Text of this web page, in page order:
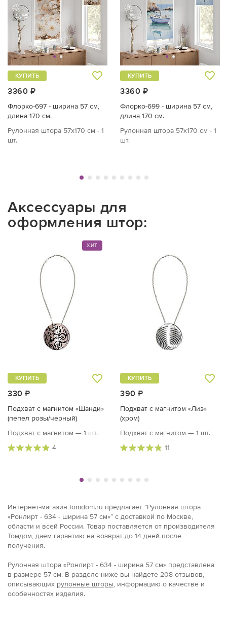
3360 ₽
КУПИТЬ
Флорко-697 - ширина 57 см,
длина 170 см.
Рулонная штора 57х170 см - 1
шт.
3360 ₽
КУПИТЬ
Флорко-699 - ширина 57 см,
длина 170 см.
Рулонная штора 57х170 см - 1
шт.
Аксессуары для
оформления штор:
ХИТ
330 ₽
КУПИТЬ
Подхват с магнитом «Шанди»
(пепел розы/черный)
Подхват с магнитом — 1 шт.
4
390 ₽
КУПИТЬ
Подхват с магнитом «Лиз»
(хром)
Подхват с магнитом — 1 шт.
11
Интернет-магазин tomdom.ru предлагает “Рулонная штора
«Ронлирт - 634 - ширина 57 см»” с доставкой по Москве,
области и всей России. Товар поставляется от производителя
Томдом, даем гарантию на возврат до 14 дней после
получения.
Рулонная штора «Ронлирт - 634 - ширина 57 см» представлена
в размерe 57 см. В разделе ниже вы найдете 208 отзывов,
описывающих рулонные шторы, информацию о качестве и
особенностях изделия.